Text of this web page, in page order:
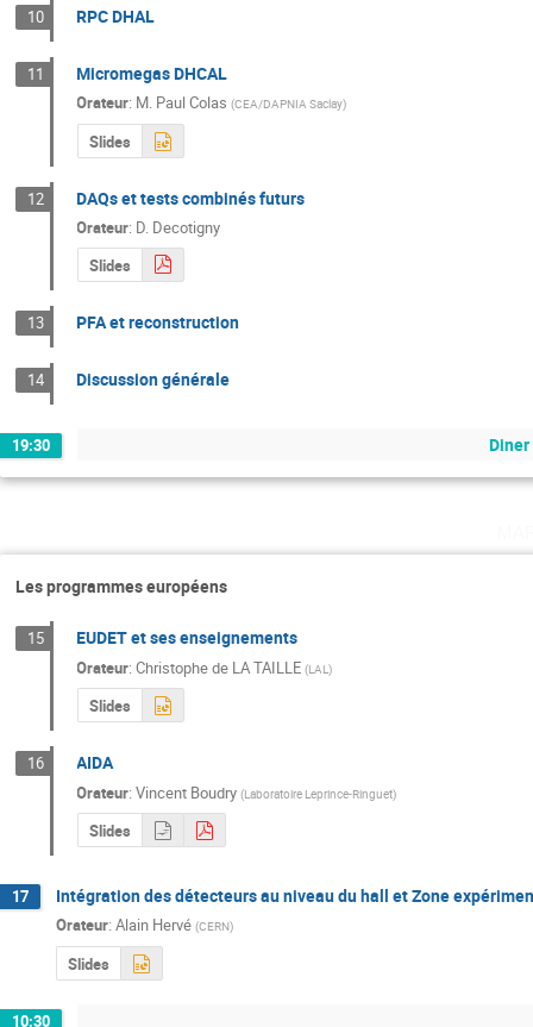
10 RPC DHAL
11 Micromegas DHCAL
Orateur: M. Paul Colas (CEA/DAPNIA Saclay)
Slides
12 DAQs et tests combinés futurs
Orateur: D. Decotigny
Slides
13 PFA et reconstruction
14 Discussion générale
19:30
Les programmes européens
15 EUDET et ses enseignements
Orateur:Christophe de LA TAILLE (LAL)
Slides
16 AIDA
Orateur:Vincent Boudry (Laboratoire Leprince-Ringuet)
Slides
17 Intégration des détecteurs au niveau du hall et Zone
Orateur: Alain Hervé (CERN)
Slides
10:30